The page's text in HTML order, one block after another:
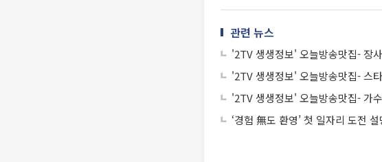
관련 뉴스
'2TV 생생정보' 오늘방송맛집-
'2TV 생생정보' 오늘방송맛집- 스
'2TV 생생정보' 오늘방송맛집-
‘경험 無도 환영’ 첫 일자리 도전 설